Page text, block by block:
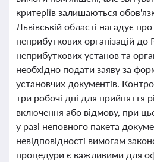
критеріїв залишаються
Львівській області нагадує
неприбуткових організацій до
неприбуткових установ та
необхідно подати заяву за
установчих документів.
три робочі дні для прийняття
включення або відмову, при
у разі неповного пакета
невідповідності вимогам
процедури є важливими для